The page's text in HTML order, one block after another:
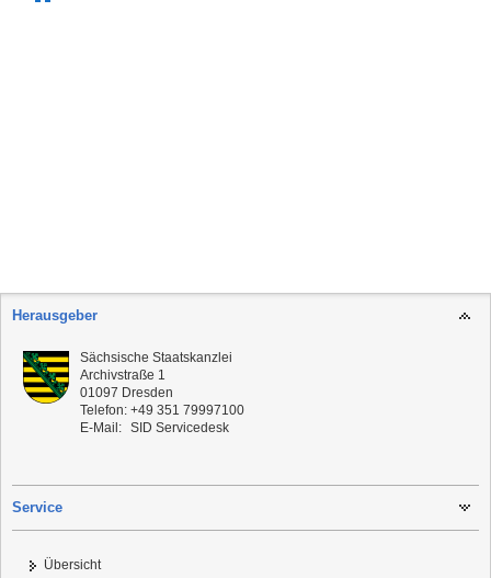
Herausgeber
Sächsische Staatskanzlei
Archivstraße 1
01097 Dresden
Telefon: +49 351 79997100
E-Mail: SID Servicedesk
Service
Übersicht